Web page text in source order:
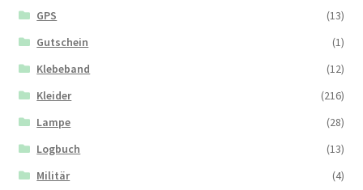
GPS
(13)
Gutschein
(1)
Klebeband
(12)
Kleider
(216)
Lampe
(28)
Logbuch
(13)
Militär
(4)